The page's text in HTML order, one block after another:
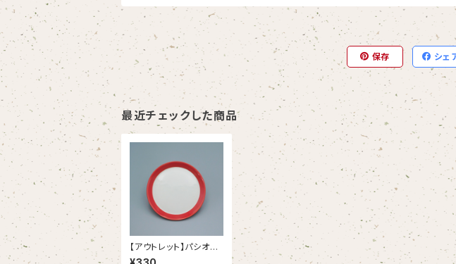
保存 シェ
最近チェックした商品
【アウトレット】パシオン
カーマインレッド １９.５